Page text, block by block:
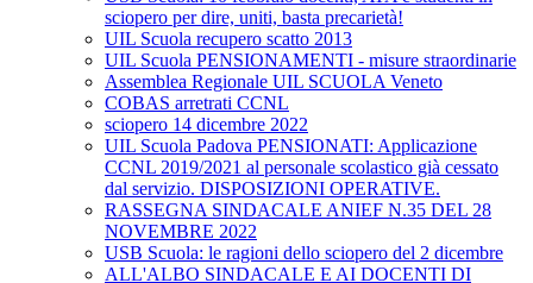
sciopero per dire, uniti, basta precarietà!
UIL Scuola recupero scatto 2013
UIL Scuola PENSIONAMENTI - misure straordinarie
Assemblea Regionale UIL SCUOLA Veneto
COBAS arretrati CCNL
sciopero 14 dicembre 2022
UIL Scuola Padova PENSIONATI: Applicazione
CCNL 2019/2021 al personale scolastico già cessato
dal servizio. DISPOSIZIONI OPERATIVE.
RASSEGNA SINDACALE ANIEF N.35 DEL 28
NOVEMBRE 2022
USB Scuola: le ragioni dello sciopero del 2 dicembre
ALL'ALBO SINDACALE E AI DOCENTI DI